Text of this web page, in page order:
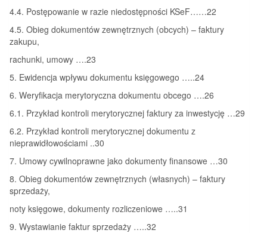
4.4. Postępowanie w razie niedostępności KSeF……22
4.5. Obieg dokumentów zewnętrznych (obcych) – faktury
zakupu,
rachunki, umowy ….23
5. Ewidencja wpływu dokumentu księgowego …..24
6. Weryfikacja merytoryczna dokumentu obcego ….26
6.1. Przykład kontroli merytorycznej faktury za inwestycję …29
6.2. Przykład kontroli merytorycznej dokumentu z
nieprawidłowościami ..30
7. Umowy cywilnoprawne jako dokumenty finansowe …30
8. Obieg dokumentów zewnętrznych (własnych) – faktury
sprzedaży,
noty księgowe, dokumenty rozliczeniowe …..31
9. Wystawianie faktur sprzedaży …..32